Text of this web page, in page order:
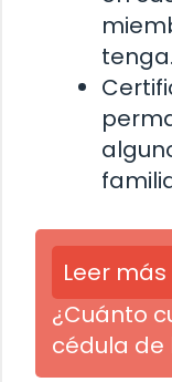
tenga.
Leer más
¿Cuánto
cédula